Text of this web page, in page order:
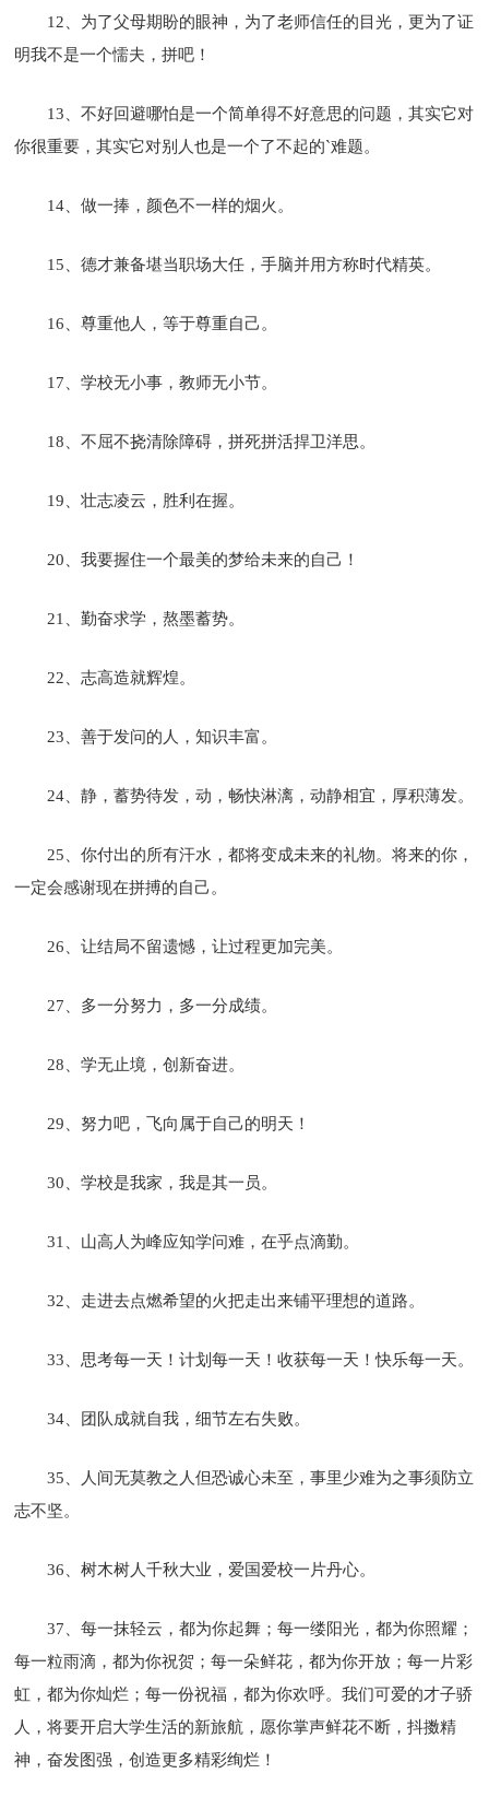
12、为了父母期盼的眼神，为了老师信任的目光，更为了证
明我不是一个懦夫，拼吧！
13、不好回避哪怕是一个简单得不好意思的问题，其实它对
你很重要，其实它对别人也是一个了不起的`难题。
14、做一捧，颜色不一样的烟火。
15、德才兼备堪当职场大任，手脑并用方称时代精英。
16、尊重他人，等于尊重自己。
17、学校无小事，教师无小节。
18、不屈不挠清除障碍，拼死拼活捍卫洋思。
19、壮志凌云，胜利在握。
20、我要握住一个最美的梦给未来的自己！
21、勤奋求学，熬墨蓄势。
22、志高造就辉煌。
23、善于发问的人，知识丰富。
24、静，蓄势待发，动，畅快淋漓，动静相宜，厚积薄发。
25、你付出的所有汗水，都将变成未来的礼物。将来的你，
一定会感谢现在拼搏的自己。
26、让结局不留遗憾，让过程更加完美。
27、多一分努力，多一分成绩。
28、学无止境，创新奋进。
29、努力吧，飞向属于自己的明天！
30、学校是我家，我是其一员。
31、山高人为峰应知学问难，在乎点滴勤。
32、走进去点燃希望的火把走出来铺平理想的道路。
33、思考每一天！计划每一天！收获每一天！快乐每一天。
34、团队成就自我，细节左右失败。
35、人间无莫教之人但恐诚心未至，事里少难为之事须防立
志不坚。
36、树木树人千秋大业，爱国爱校一片丹心。
37、每一抹轻云，都为你起舞；每一缕阳光，都为你照耀；
每一粒雨滴，都为你祝贺；每一朵鲜花，都为你开放；每一片彩
虹，都为你灿烂；每一份祝福，都为你欢呼。我们可爱的才子骄
人，将要开启大学生活的新旅航，愿你掌声鲜花不断，抖擞精
神，奋发图强，创造更多精彩绚烂！